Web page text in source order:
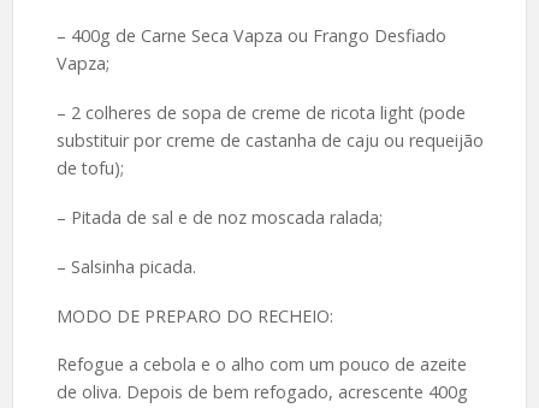
– 400g de Carne Seca Vapza ou Frango Desfiado
Vapza;
– 2 colheres de sopa de creme de ricota light (pode
substituir por creme de castanha de caju ou requeijão
de tofu);
– Pitada de sal e de noz moscada ralada;
– Salsinha picada.
MODO DE PREPARO DO RECHEIO:
Refogue a cebola e o alho com um pouco de azeite
de oliva. Depois de bem refogado, acrescente 400g